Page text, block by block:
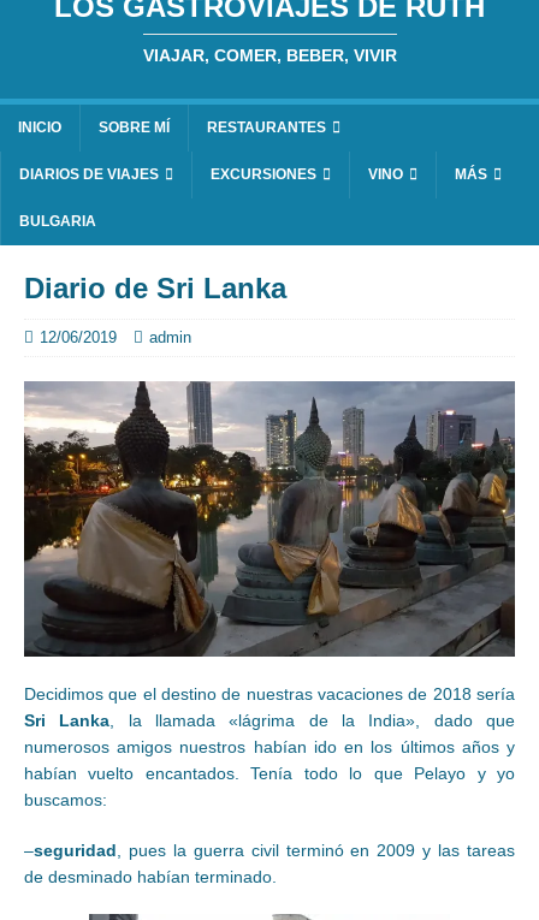
LOS GASTROVIAJES DE RUTH
VIAJAR, COMER, BEBER, VIVIR
INICIO SOBRE MÍ RESTAURANTES
DIARIOS DE VIAJES EXCURSIONES VINO MÁS
BULGARIA
Diario de Sri Lanka
12/06/2019 admin
Decidimos que el destino de nuestras vacaciones de 2018 sería
Sri Lanka, la llamada «lágrima de la India», dado que
numerosos amigos nuestros habían ido en los últimos años y
habían vuelto encantados. Tenía todo lo que Pelayo y yo
buscamos:
–seguridad, pues la guerra civil terminó en 2009 y las tareas
de desminado habían terminado.